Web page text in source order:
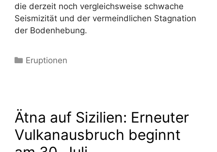
die derzeit noch vergleichsweise schwache
Seismizität und der vermeindlichen Stagnation
der Bodenhebung.
Kategorien
Eruptionen
Ätna auf Sizilien: Erneuter
Vulkanausbruch beginnt